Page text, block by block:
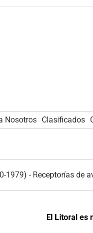
Nosotros Clasificados
1979) - Receptorías de
El Litoral es